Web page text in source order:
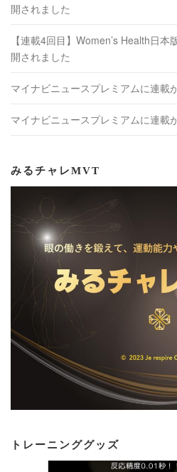
開されました
【連載4回目】Women’s Health日
開されました
マイナビニュースプレミアムに連載
マイナビニュースプレミアムに連載
みるチャレMVT
トレーニンググッズ